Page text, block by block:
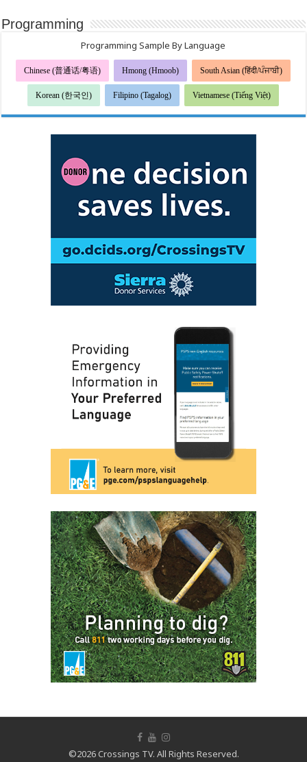
Programming
Programming Sample By Language
Chinese (普通话/粤语) Hmong (Hmoob) South Asian (हिंदी/ਪੰਜਾਬੀ)
Korean (한국인) Filipino (Tagalog) Vietnamese (Tiếng Việt)
©2026 Crossings TV. All Rights Reserved.